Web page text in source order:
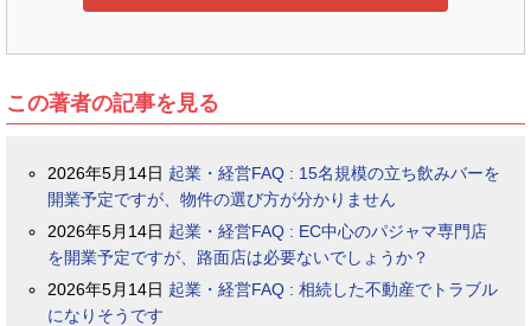
この著者の記事を見る
2026年5月14日 起業・経営FAQ : 15名規模の立ち飲みバーを
開業予定ですが、物件の選び方が分かりません
2026年5月14日 起業・経営FAQ : EC中心のパジャマ専門店
を開業予定ですが、路面店は必要ないでしょうか？
2026年5月14日 起業・経営FAQ : 相続した不動産でトラブル
になりそうです